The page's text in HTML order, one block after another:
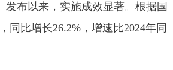
布以来，实施成效显著。根据国
同比增长26.2%，增速比2024年同